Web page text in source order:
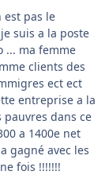
est pas le
suis a la poste
... ma femme
clients des
ect ect
entreprise a la
dans ce
a 1400e net
gagné avec les
fois !!!!!!!